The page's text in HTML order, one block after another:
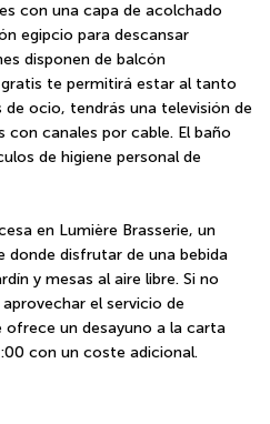
con una capa de acolchado
egipcio para descansar
disponen de balcón
te permitirá estar al tanto
ocio, tendrás una televisión de
con canales por cable. El baño
de higiene personal de
en Lumière Brasserie, un
donde disfrutar de una bebida
y mesas al aire libre. Si no
el servicio de
ofrece un desayuno a la carta
con un coste adicional.